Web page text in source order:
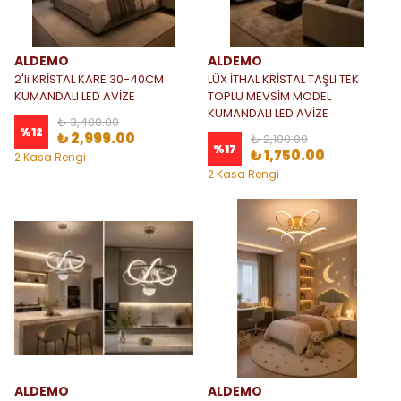
ALDEMO
2'li KRİSTAL KARE 30-40CM
KUMANDALI LED AVİZE
%12
₺ 3,400.00
₺ 2,999.00
2 Kasa Rengi
ALDEMO
LÜX İTHAL KRİSTAL TAŞLI TEK
TOPLU MEVSİM MODEL
KUMANDALI LED AVİZE
%17
₺ 2,100.00
₺ 1,750.00
2 Kasa Rengi
ALDEMO ALDEMO